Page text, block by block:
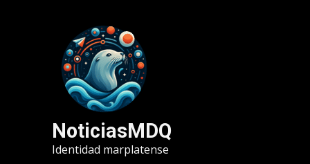
NoticiasMDQ
Identidad marplatense